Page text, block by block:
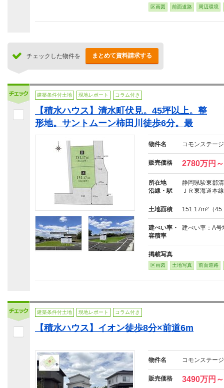
区画図 前面道路 周辺環境
チェックした物件を まとめて資料請求する
建築条件付土地 現地レポート コラム付き
【積水ハウス】清水町伏見。45坪以上。整
形地。サントムーン柿田川徒歩6分。最
物件名 コモンステー
販売価格 2780万円
所在地
静岡県駿東郡
沿線・駅
ＪＲ東海道本
土地面積 151.17m2 （
建ぺい率・
容積率
建ぺい率：A号
掲載写真
区画図 土地写真 前面道路
建築条件付土地 現地レポート コラム付き
【積水ハウス】イオン徒歩8分×前道6m
物件名 コモンステー
販売価格 3490万円